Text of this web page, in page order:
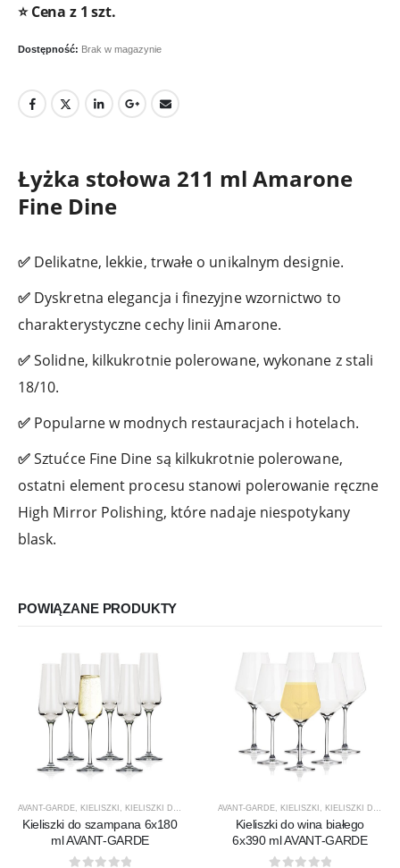
⭐ Cena z 1 szt.
Dostępność: Brak w magazynie
Łyżka stołowa 211 ml Amarone
Fine Dine
✅ Delikatne, lekkie, trwałe o unikalnym designie.
✅ Dyskretna elegancja i finezyjne wzornictwo to
charakterystyczne cechy linii Amarone.
✅Solidne, kilkukrotnie polerowane, wykonane z stali
18/10.
✅ Popularne w modnych restauracjach i hotelach.
✅Sztućce Fine Dine są kilkukrotnie polerowane,
ostatni element procesu stanowi polerowanie ręczne
High Mirror Polishing, które nadaje niespotykany
blask.
POWIĄZANE PRODUKTY
AVANT-GARDE, KIELISZKI , KIELISZKI DO SZAMPANA ,KROSNO GLASS,PRODUCENCI,
Kieliszki do szampana 6x180
ml AVANT-GARDE
AVANT-GARDE, KIELISZKI , KIELISZKI DO WINA BIAŁEGO
Kieliszki do wina białego
6x390 ml AVANT-GARDE